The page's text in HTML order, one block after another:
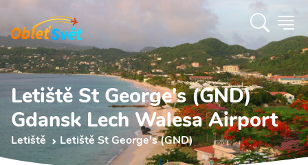
Letiště St George's (GND)
Gdansk Lech Walesa Airport
Letiště Letiště St George's (GND)